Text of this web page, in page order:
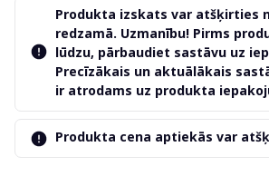
Produkta izskats var atšķirties
redzamā. Uzmanību! Pirms
lūdzu, pārbaudiet sastāvu uz
Precīzākais un aktuālākais
ir atrodams uz produkta
Produkta cena aptiekās var